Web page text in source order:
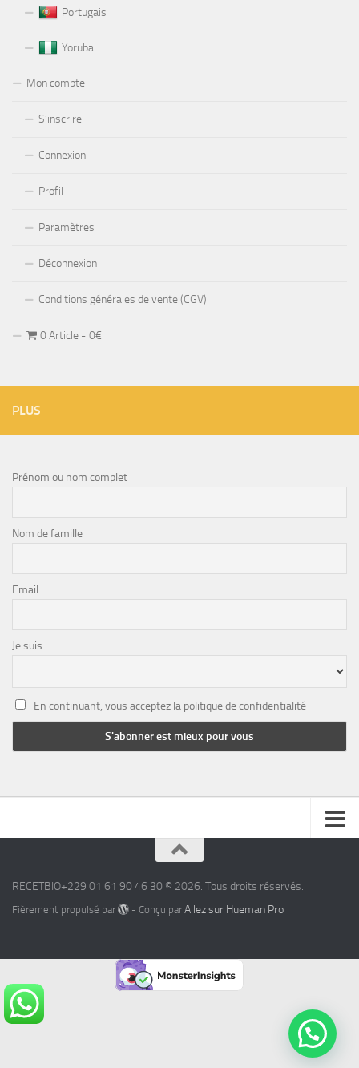
Portugais
Yoruba
Mon compte
S’inscrire
Connexion
Profil
Paramètres
Déconnexion
Conditions générales de vente (CGV)
0 Article 0€
PLUS
Prénom ou nom complet
Nom de famille
Email
Je suis
En continuant, vous acceptez la politique de confidentialité
RECETBIO+229 01 61 90 46 30 © 2026. Tous droits réservés.
Fièrement propulsé par - Conçu par Allez sur Hueman Pro